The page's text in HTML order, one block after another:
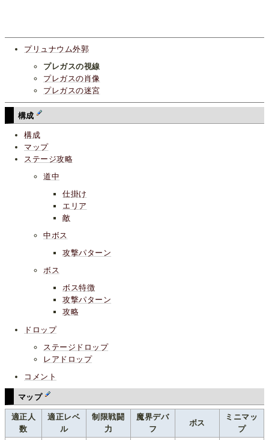
プリュナウム外郭
プレガスの視線
プレガスの肖像
プレガスの迷宮
構成
構成
マップ
ステージ攻略
道中
仕掛け
エリア
敵
中ボス
攻撃パターン
ボス
ボス特徴
攻撃パターン
攻略
ドロップ
ステージドロップ
レアドロップ
コメント
マップ
適正人
数
適正レベ
ル
制限戦闘
力
魔界デバ
フ
ボス
ミニマッ
プ